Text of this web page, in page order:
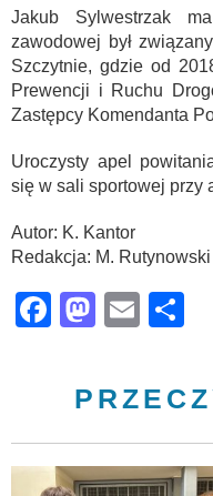
Jakub Sylwestrzak
zawodowej był
Szczytnie, gdzie od
Prewencji i Ruchu
Zastępcy Komendanta
Uroczysty apel
się w sali sportowej przy
Autor: K. Kantor
Redakcja: M. Rutynowski
Facebook
Email